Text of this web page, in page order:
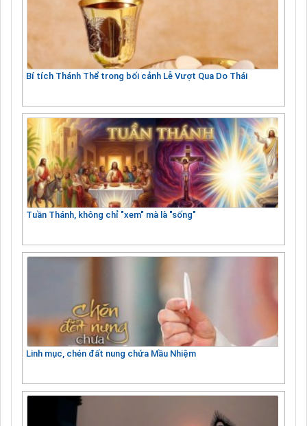
Bí tích Thánh Thể trong bối cảnh Lễ Vượt Qua Do Thái
Tuần Thánh, không chỉ "xem" mà là "sống"
Linh mục, chén đất nung chứa Mầu Nhiệm